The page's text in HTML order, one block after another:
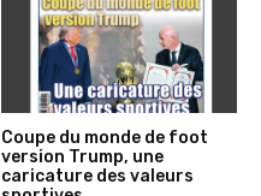
Coupe du monde de foot
version Trump, une
caricature des valeurs